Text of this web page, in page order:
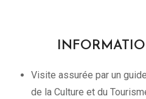
Visite assurée par un
de la Culture et du